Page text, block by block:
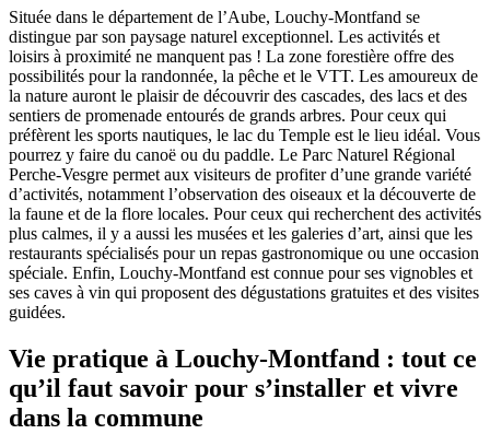
Située dans le département de l’Aube, Louchy-Montfand se
distingue par son paysage naturel exceptionnel. Les activités et
loisirs à proximité ne manquent pas ! La zone forestière offre des
possibilités pour la randonnée, la pêche et le VTT. Les amoureux de
la nature auront le plaisir de découvrir des cascades, des lacs et des
sentiers de promenade entourés de grands arbres. Pour ceux qui
préfèrent les sports nautiques, le lac du Temple est le lieu idéal. Vous
pourrez y faire du canoë ou du paddle. Le Parc Naturel Régional
Perche-Vesgre permet aux visiteurs de profiter d’une grande variété
d’activités, notamment l’observation des oiseaux et la découverte de
la faune et de la flore locales. Pour ceux qui recherchent des activités
plus calmes, il y a aussi les musées et les galeries d’art, ainsi que les
restaurants spécialisés pour un repas gastronomique ou une occasion
spéciale. Enfin, Louchy-Montfand est connue pour ses vignobles et
ses caves à vin qui proposent des dégustations gratuites et des visites
guidées.
Vie pratique à Louchy-Montfand : tout ce
qu’il faut savoir pour s’installer et vivre
dans la commune